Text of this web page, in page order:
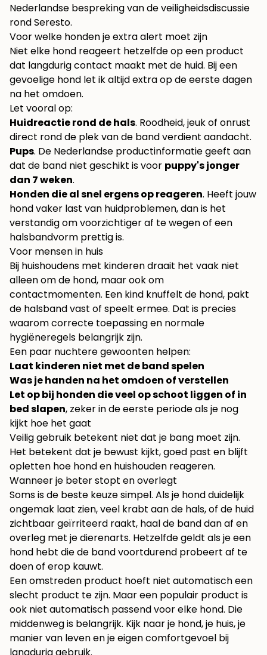
Nederlandse bespreking van de veiligheidsdiscussie
rond Seresto.
Voor welke honden je extra alert moet zijn
Niet elke hond reageert hetzelfde op een product
dat langdurig contact maakt met de huid. Bij een
gevoelige hond let ik altijd extra op de eerste dagen
na het omdoen.
Let vooral op:
Huidreactie rond de hals. Roodheid, jeuk of onrust
direct rond de plek van de band verdient aandacht.
Pups. De Nederlandse productinformatie geeft aan
dat de band niet geschikt is voor puppy's jonger
dan 7 weken.
Honden die al snel ergens op reageren. Heeft jouw
hond vaker last van huidproblemen, dan is het
verstandig om voorzichtiger af te wegen of een
halsbandvorm prettig is.
Voor mensen in huis
Bij huishoudens met kinderen draait het vaak niet
alleen om de hond, maar ook om
contactmomenten. Een kind knuffelt de hond, pakt
de halsband vast of speelt ermee. Dat is precies
waarom correcte toepassing en normale
hygiëneregels belangrijk zijn.
Een paar nuchtere gewoonten helpen:
Laat kinderen niet met de band spelen
Was je handen na het omdoen of verstellen
Let op bij honden die veel op schoot liggen of in
bed slapen, zeker in de eerste periode als je nog
kijkt hoe het gaat
Veilig gebruik betekent niet dat je bang moet zijn.
Het betekent dat je bewust kijkt, goed past en blijft
opletten hoe hond en huishouden reageren.
Wanneer je beter stopt en overlegt
Soms is de beste keuze simpel. Als je hond duidelijk
ongemak laat zien, veel krabt aan de hals, of de huid
zichtbaar geïrriteerd raakt, haal de band dan af en
overleg met je dierenarts. Hetzelfde geldt als je een
hond hebt die de band voortdurend probeert af te
doen of erop kauwt.
Een omstreden product hoeft niet automatisch een
slecht product te zijn. Maar een populair product is
ook niet automatisch passend voor elke hond. Die
middenweg is belangrijk. Kijk naar je hond, je huis, je
manier van leven en je eigen comfortgevoel bij